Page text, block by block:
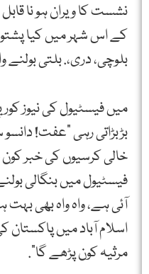
نشست کا ویران ہو نا
کے اس شہر میں کیا پشتو،
بلوچی، دری،. بلتی
میں فیسٹیول کی نیوز
بڑبڑاتی رہی "عفت! دانسو
خالی کرسیوں کی خبر کون
فیسٹیول میں بنگالی
آئی ہے، واہ واہ بھی
اسلام آباد میں پاکستان
مرثیہ کون پڑھے گا”.